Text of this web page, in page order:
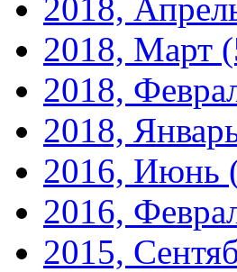
2018,
2018, Март
2018,
2018,
2016, Июнь
2016,
2015,